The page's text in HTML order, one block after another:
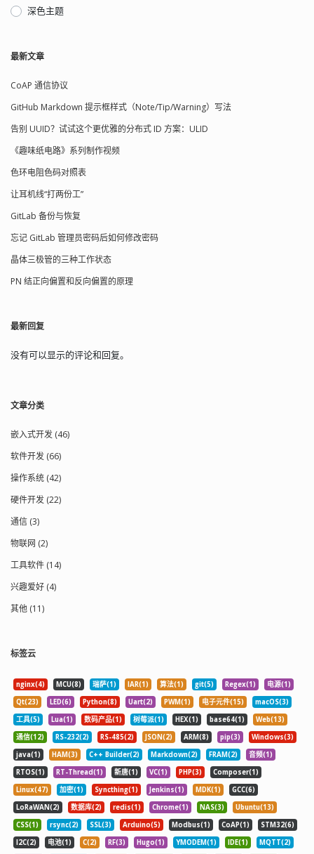
深色主题
最新文章
CoAP 通信协议
GitHub Markdown 提示框样式（Note/Tip/Warning）写法
告别 UUID？试试这个更优雅的分布式 ID 方案：ULID
《趣味纸电路》系列制作视频
色环电阻色码对照表
让耳机线“打两份工”
GitLab 备份与恢复
忘记 GitLab 管理员密码后如何修改密码
晶体三极管的三种工作状态
PN 结正向偏置和反向偏置的原理
最新回复
没有可以显示的评论和回复。
文章分类
嵌入式开发 (46)
软件开发 (66)
操作系统 (42)
硬件开发 (22)
通信 (3)
物联网 (2)
工具软件 (14)
兴趣爱好 (4)
其他 (11)
标签云
nginx(4) MCU(8) 瑞萨(1) IAR(1) 算法(1) git(5) Regex(1)
电源(1)
Qt(23)
LED(6) Python(8) Uart(2) PWM(1) 电子元件(15)
macOS(3)
工具(5)
Lua(1) 数码产品(1) 树莓派(1) HEX(1) base64(1)
Web(13)
通信(12)
RS-232(2) RS-485(2) JSON(2) ARM(8) pip(3)
Windows(3)
java(1)
HAM(3) C++ Builder(2) Markdown(2) FRAM(2)
音频(1)
RTOS(1)
RT-Thread(1) 新唐(1) VC(1) PHP(3)
Composer(1)
Linux(47)
加密(1) Syncthing(1) Jenkins(1) MDK(1)
GCC(6)
LoRaWAN(2)
数据库(2) redis(1) Chrome(1) NAS(3)
Ubuntu(13)
CSS(1)
rsync(2) SSL(3) Arduino(5) Modbus(1) CoAP(1)
STM32(6)
I2C(2)
电池(1) C(2) RF(3) Hugo(1) YMODEM(1) IDE(1)
MQTT(2)